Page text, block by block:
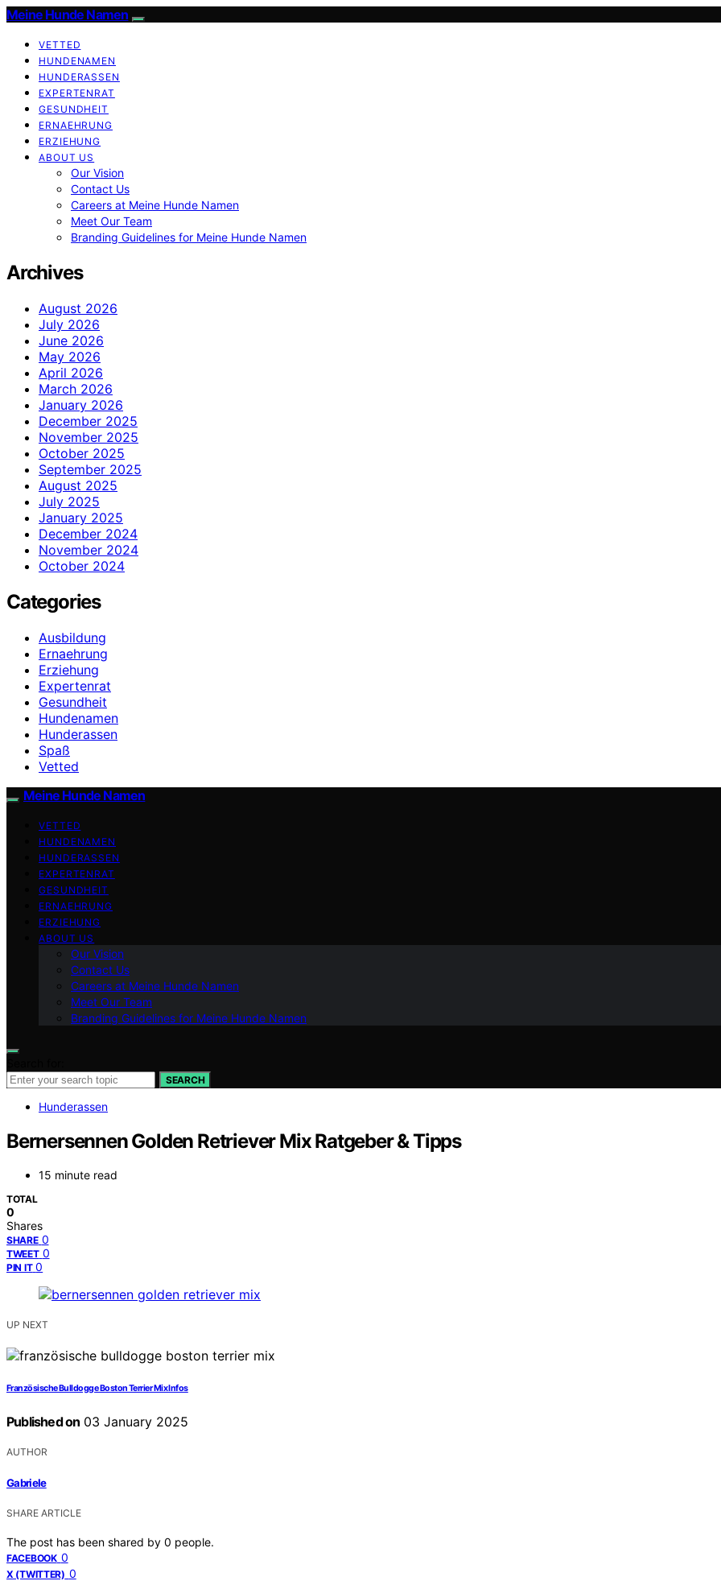
Meine Hunde Namen
VETTED
HUNDENAMEN
HUNDERASSEN
EXPERTENRAT
GESUNDHEIT
ERNAEHRUNG
ERZIEHUNG
ABOUT US
Our Vision
Contact Us
Careers at Meine Hunde Namen
Meet Our Team
Branding Guidelines for Meine Hunde Namen
Archives
August 2026
July 2026
June 2026
May 2026
April 2026
March 2026
January 2026
December 2025
November 2025
October 2025
September 2025
August 2025
July 2025
January 2025
December 2024
November 2024
October 2024
Categories
Ausbildung
Ernaehrung
Erziehung
Expertenrat
Gesundheit
Hundenamen
Hunderassen
Spaß
Vetted
Meine Hunde Namen
VETTED
HUNDENAMEN
HUNDERASSEN
EXPERTENRAT
GESUNDHEIT
ERNAEHRUNG
ERZIEHUNG
ABOUT US
Our Vision
Contact Us
Careers at Meine Hunde Namen
Meet Our Team
Branding Guidelines for Meine Hunde Namen
SEARCH
Hunderassen
Bernersennen Golden Retriever Mix Ratgeber & Tipps
15 minute read
TOTAL
0
Shares
SHARE 0
TWEET 0
PIN IT 0
UP NEXT
Französische Bulldogge Boston Terrier Mix Infos
Published on 03 January 2025
AUTHOR
Gabriele
SHARE ARTICLE
The post has been shared by 0 people.
FACEBOOK 0
X (TWITTER) 0